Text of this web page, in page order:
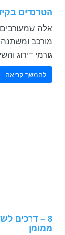
הטרנדים
אלה שמעורבים
גורמי דירוג
להמשך קריאה
8 – דרכים
ממומן